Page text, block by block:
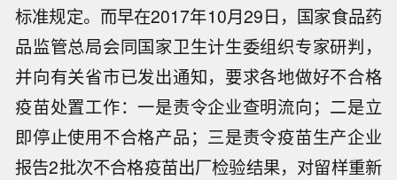
标准规定。而早在2017年10月29日，国家食品药
品监管总局会同国家卫生计生委组织专家研判，
并向有关省市已发出通知，要求各地做好不合格
疫苗处置工作：一是责令企业查明流向；二是立
即停止使用不合格产品；三是责令疫苗生产企业
报告2批次不合格疫苗出厂检验结果，对留样重新